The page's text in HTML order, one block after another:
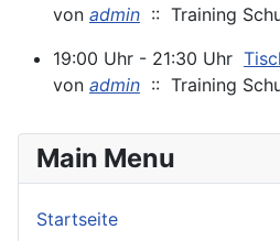
von admin :: Training
19:00 Uhr - 21:30 Uhr
von admin :: Training
Main Menu
Startseite